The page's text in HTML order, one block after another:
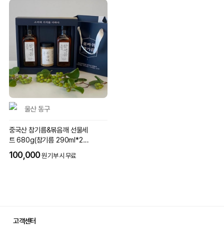
울산 동구
중국산 참기름&볶음깨 선물세
트 680g(참기름 290ml*2병
+볶음깨 100g)
100,000원 기부 시 무료
고객센터